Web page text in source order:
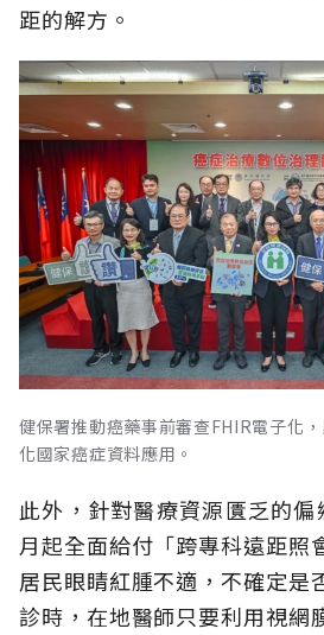
距的解方。
健保署推動癌藥事前審查FHIR電子化
化國家癌症資料應用。
此外，針對醫療資源匱乏的
月起全面給付「跨專科遠距照
居民眼睛紅腫不適，不確定是
診時，在地醫師只要利用視網